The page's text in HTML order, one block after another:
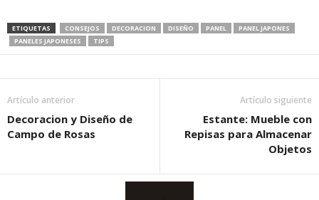
ETIQUETAS CONSEJOS DECORACION DISEÑO PANEL
PANEL JAPONES
PANELES JAPONESES
TIPS
Artículo anterior
Decoracion y Diseño de
Campo de Rosas
Artículo siguiente
Estante: Mueble con
Repisas para Almacenar
Objetos